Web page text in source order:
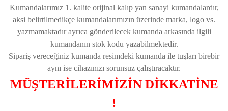
Kumandalarımız 1. kalite orijinal kalıp yan sanayi kumandalardır,
aksi belirtilmedikçe kumandalarımızın üzerinde marka, logo vs.
yazmamaktadır ayrıca gönderilecek kumanda arkasında ilgili
kumandanın stok kodu yazabilmektedir.
Sipariş vereceğiniz kumanda resimdeki kumanda ile tuşları birebir
aynı ise cihazınızı sorunsuz çalıştıracaktır.
MÜŞTERİLERİMİZİN DİKKATİNE
!